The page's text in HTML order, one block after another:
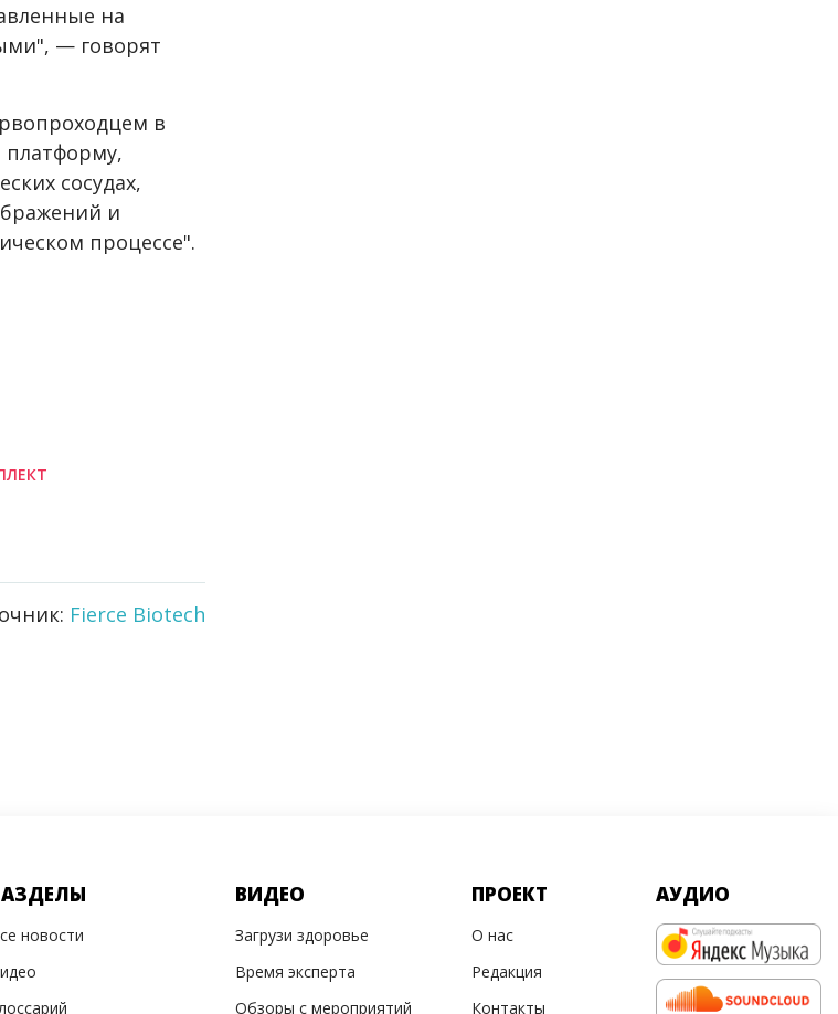
на
— говорят
в
платформу,
сосудах,
и
процессе".
Fierce Biotech
новости
ВИДЕО
Загрузи здоровье
Время эксперта
Обзоры с мероприятий
ПРОЕКТ
О нас
Редакция
Контакты
АУДИО